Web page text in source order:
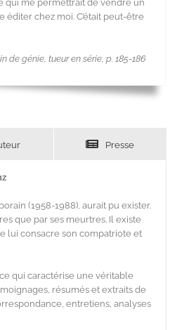
qui me permettrait de vendre un
éditer chez moi. C’était peut-être
de génie, tueur en série, p. 185-186
Presse
(1958-1988), aurait pu exister.
que par ses meurtres. Il existe
lui consacre son compatriote et
qui caractérise une véritable
résumés et extraits de
entretiens, analyses